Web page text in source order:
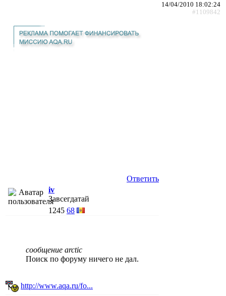
14/04/2010 18:02:24
#1109842
Ответить
iv
Завсегдатай
1245 68
сообщение arctic
Поиск по форуму ничего не дал.
http://www.aqa.ru/fo...